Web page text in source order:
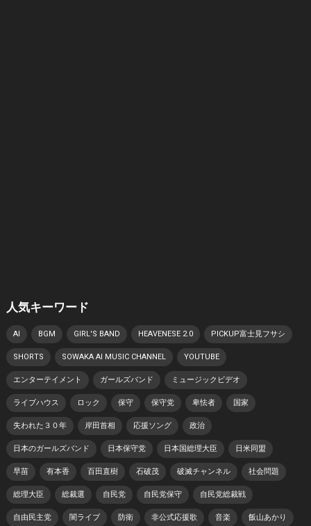
人気キーワード
AI BGM GIRL'S BAND HEAVENESE 2.0 PICKUP富士見フサシ
SHORTS SOWAKA AI MUSIC CHANNEL YOUTUBE
エンターテイメント ガールズバンド ミュージックビデオ
ライブハウス ロック 保守 保守党 卑怯者 国家
失われた３０年 岸田首相 応援ソング 政治
日本のガールズバンド 日本保守党 日本国総理大臣 日米同盟
早苗 有本香 百田直樹 石破茂 破滅チャンネル 社会問題
総理大臣 総裁選 自民党 自民党保守 自民党総裁戦
自由民主党 闇ライブ 防衛 非公式応援歌 音楽 飯山あかり